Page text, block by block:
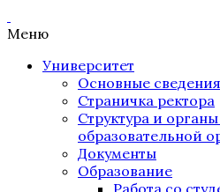
Меню
Университет
Основные сведения
Страничка ректора
Структура и
образовательной
Документы
Образование
Работа со